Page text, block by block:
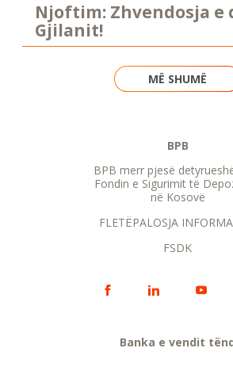
Njoftim: Zhvendosja e
Gjilanit!
MË SHUMË
BPB
BPB merr pjesë
Fondin e Sigurimit të
në Kosovë
FLETËPALOSJA
FSDK
Banka e vendit